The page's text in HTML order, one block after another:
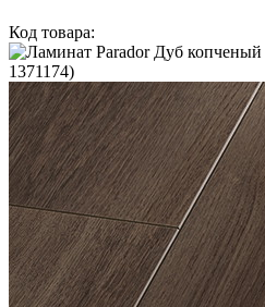
Код товара: